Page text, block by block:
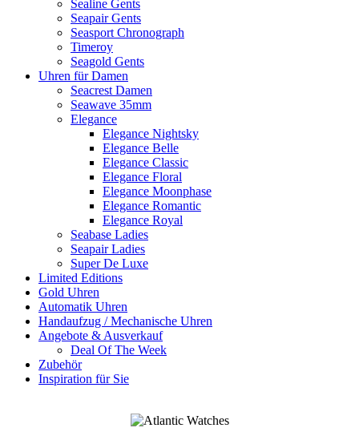
Sealine Gents
Seapair Gents
Seasport Chronograph
Timeroy
Seagold Gents
Uhren für Damen
Seacrest Damen
Seawave 35mm
Elegance
Elegance Nightsky
Elegance Belle
Elegance Classic
Elegance Floral
Elegance Moonphase
Elegance Romantic
Elegance Royal
Seabase Ladies
Seapair Ladies
Super De Luxe
Limited Editions
Gold Uhren
Automatik Uhren
Handaufzug / Mechanische Uhren
Angebote & Ausverkauf
Deal Of The Week
Zubehör
Inspiration für Sie